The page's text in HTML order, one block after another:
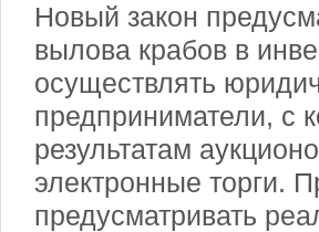
Новый закон
вылова крабов в
осуществлять
предприниматели, с
результатам
электронные торги.
предусматривать